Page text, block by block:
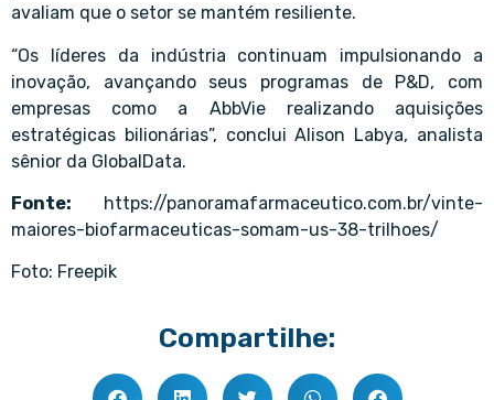
avaliam que o setor se mantém resiliente.
“Os líderes da indústria continuam impulsionando a
inovação, avançando seus programas de P&D, com
empresas como a AbbVie realizando aquisições
estratégicas bilionárias”, conclui Alison Labya, analista
sênior da GlobalData.
Fonte:
https://panoramafarmaceutico.com.br/vinte-
maiores-biofarmaceuticas-somam-us-38-trilhoes/
Foto: Freepik
Compartilhe: